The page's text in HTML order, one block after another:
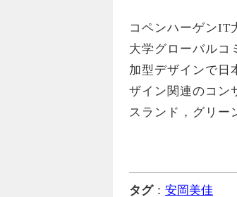
コペンハーゲンIT
大学グローバルコ
加型デザインで日
ザイン関連のコン
スランド，グリー
タグ： 安岡美佳